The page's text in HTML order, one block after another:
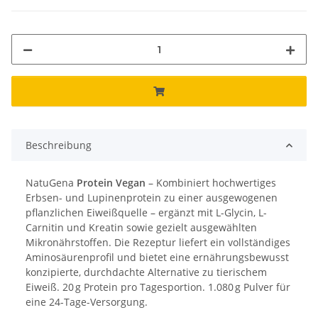
Beschreibung
NatuGena Protein Vegan – Kombiniert hochwertiges
Erbsen- und Lupinenprotein zu einer ausgewogenen
pflanzlichen Eiweißquelle – ergänzt mit L-Glycin, L-
Carnitin und Kreatin sowie gezielt ausgewählten
Mikronährstoffen. Die Rezeptur liefert ein vollständiges
Aminosäurenprofil und bietet eine ernährungsbewusst
konzipierte, durchdachte Alternative zu tierischem
Eiweiß. 20 g Protein pro Tagesportion. 1.080 g Pulver für
eine 24-Tage-Versorgung.